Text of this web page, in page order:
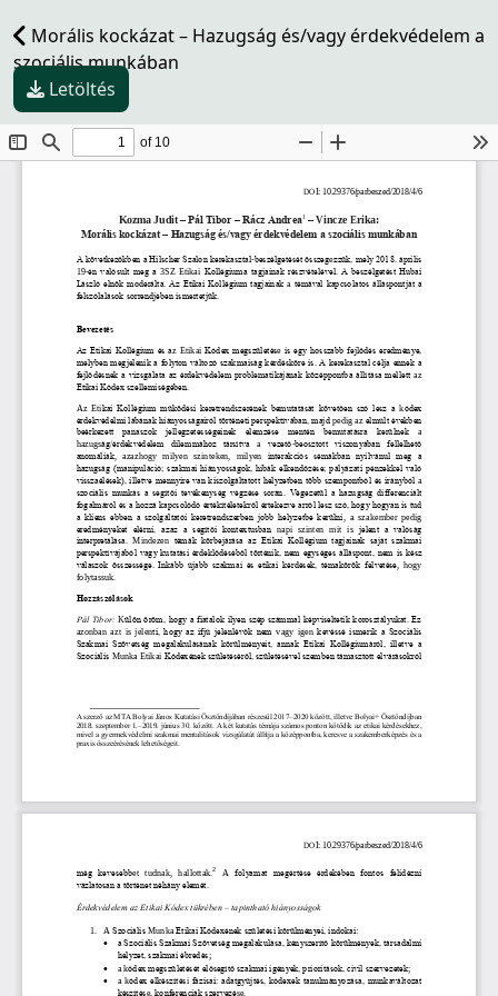
Morális kockázat – Hazugság és/vagy érdekvédelem a
szociális munkában
Letöltés